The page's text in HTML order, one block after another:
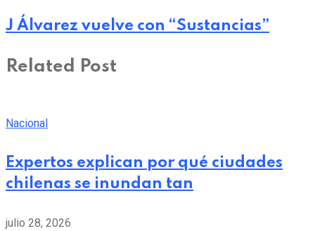
J Álvarez vuelve con “Sustancias”
Related Post
Nacional
Expertos explican por qué ciudades
chilenas se inundan tan
julio 28, 2026